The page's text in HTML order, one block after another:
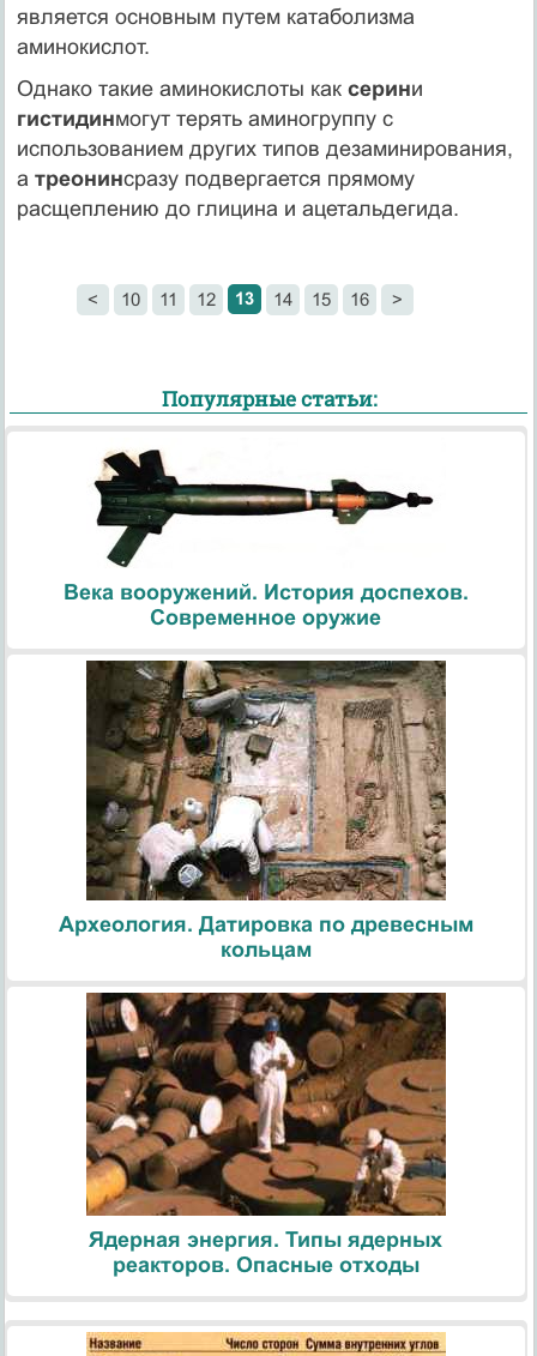
является основным путем катаболизма
аминокислот.
Однако такие аминокислоты как серини
гистидинмогут терять аминогруппу с
использованием других типов дезаминирования,
а треонинсразу подвергается прямому
расщеплению до глицина и ацетальдегида.
< 10 11 12 13 14 15 16 >
Популярные статьи:
Века вооружений. История доспехов.
Современное оружие
Археология. Датировка по древесным
кольцам
Ядерная энергия. Типы ядерных
реакторов. Опасные отходы